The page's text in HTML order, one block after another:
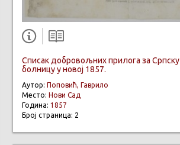
Списак добровољних прилога за
болницу у новој 1857.
Аутор: Поповић, Гаврило
Место: Нови Сад
Година: 1857
Број страница: 2